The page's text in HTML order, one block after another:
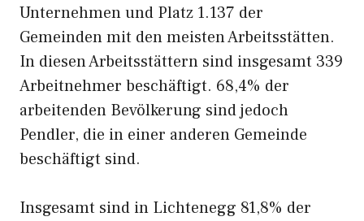
Unternehmen und Platz 1.137 der
Gemeinden mit den meisten Arbeitsstätten.
In diesen Arbeitsstättern sind insgesamt 339
Arbeitnehmer beschäftigt. 68,4% der
arbeitenden Bevölkerung sind jedoch
Pendler, die in einer anderen Gemeinde
beschäftigt sind.
Insgesamt sind in Lichtenegg 81,8% der